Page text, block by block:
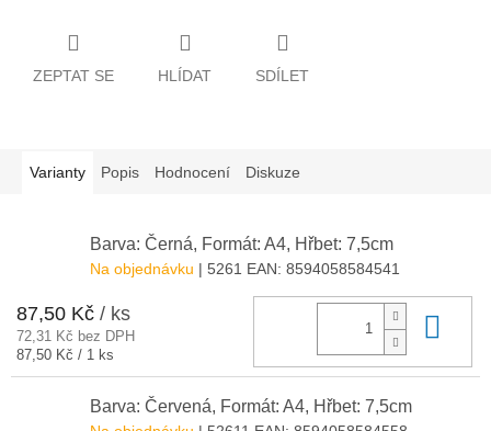
ZEPTAT SE HLÍDAT SDÍLET
Varianty Popis Hodnocení Diskuze
Barva: Černá, Formát: A4, Hřbet: 7,5cm
Na objednávku | 5261 EAN: 8594058584541
87,50 Kč / ks
72,31 Kč bez DPH
Měrná
87,50 Kč / 1 ks
Barva: Červená, Formát: A4, Hřbet: 7,5cm